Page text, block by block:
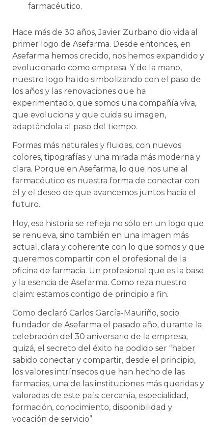
farmacéutico.
Hace más de 30 años, Javier Zurbano dio vida al
primer logo de Asefarma. Desde entonces, en
Asefarma hemos crecido, nos hemos expandido y
evolucionado como empresa. Y de la mano,
nuestro logo ha ido simbolizando con el paso de
los años y las renovaciones que ha
experimentado, que somos una compañía viva,
que evoluciona y que cuida su imagen,
adaptándola al paso del tiempo.
Formas más naturales y fluidas, con nuevos
colores, tipografías y una mirada más moderna y
clara. Porque en Asefarma, lo que nos une al
farmacéutico es nuestra forma de conectar con
él y el deseo de que avancemos juntos hacia el
futuro.
Hoy, esa historia se refleja no sólo en un logo que
se renueva, sino también en una imagen más
actual, clara y coherente con lo que somos y que
queremos compartir con el profesional de la
oficina de farmacia. Un profesional que es la base
y la esencia de Asefarma. Como reza nuestro
claim: estamos contigo de principio a fin.
Como declaró Carlos García-Mauriño, socio
fundador de Asefarma el pasado año, durante la
celebración del 30 aniversario de la empresa,
quizá, el secreto del éxito ha podido ser “haber
sabido conectar y compartir, desde el principio,
los valores intrínsecos que han hecho de las
farmacias, una de las instituciones más queridas y
valoradas de este país: cercanía, especialidad,
formación, conocimiento, disponibilidad y
vocación de servicio”.